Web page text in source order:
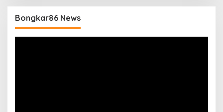
Bongkar86 News